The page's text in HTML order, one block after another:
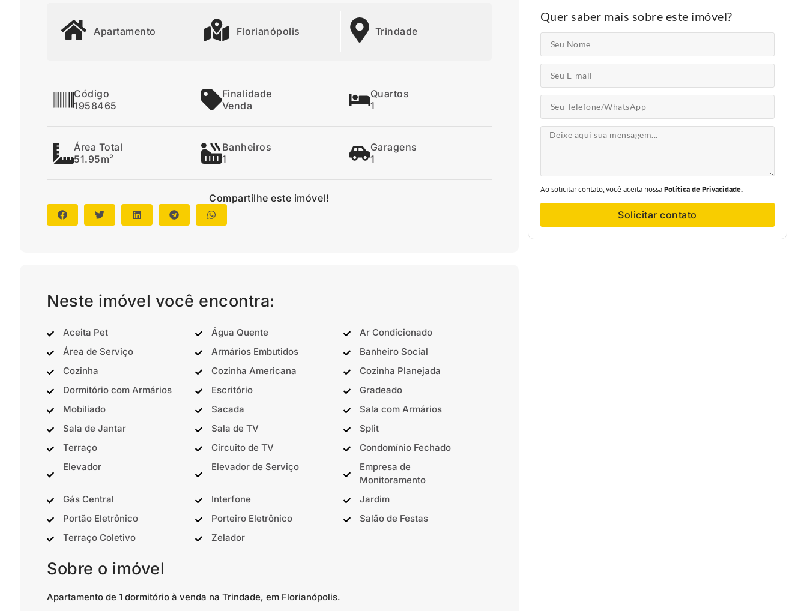
Apartamento Florianópolis Trindade
Código
1958465
Finalidade
Venda
Quartos
1
Área Total
51.95m²
Banheiros
1
Garagens
1
Compartilhe este imóvel!
Neste imóvel você encontra:
Aceita Pet Água Quente
Ar Condicionado
Área de Serviço
Armários Embutidos
Banheiro Social
Cozinha
Cozinha Americana
Cozinha Planejada
Dormitório com Armários
Escritório
Gradeado
Mobiliado
Sacada
Sala com Armários
Sala de Jantar
Sala de TV
Split
Terraço
Circuito de TV
Condomínio Fechado
Elevador
Elevador de Serviço
Empresa de
Monitoramento
Gás Central
Interfone
Jardim
Portão Eletrônico
Porteiro Eletrônico
Salão de Festas
Terraço Coletivo
Zelador
Sobre o imóvel
Apartamento de 1 dormitório à venda na Trindade, em Florianópolis.
Quer saber mais sobre este imóvel?
Ao solicitar contato, você aceita nossaPolítica de Privacidade.
Solicitar contato